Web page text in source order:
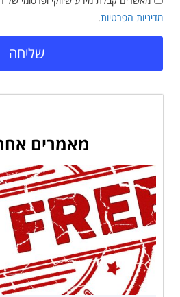
מדיניות הפרטיות.
שליחה
מאמרים